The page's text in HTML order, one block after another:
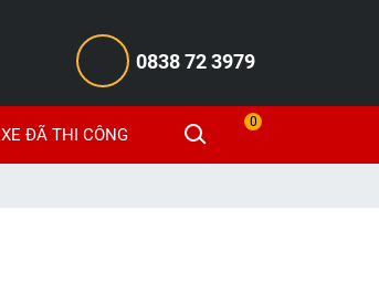
0838 72 3979
XE ĐÃ THI CÔNG
0